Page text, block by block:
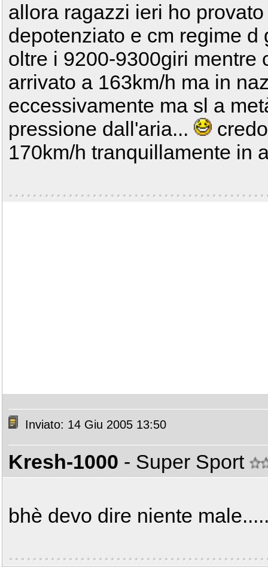
allora ragazzi ieri ho
depotenziato e cm regime
oltre i 9200-9300giri mentre
arrivato a 163km/h ma in
eccessivamente ma sl a
pressione dall'aria...
170km/h tranquillamente in
Inviato: 14 Giu 2005 13:50
Kresh-1000 - Super Sport
bhè devo dire niente